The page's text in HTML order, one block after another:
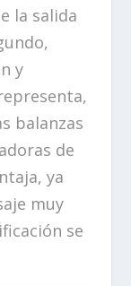
la salida
y
balanzas
de
ya
muy
se